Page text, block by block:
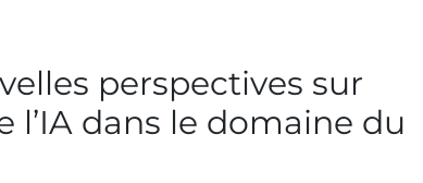
perspectives sur
l’IA dans le domaine du